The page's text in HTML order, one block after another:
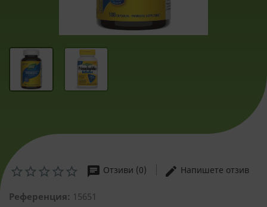
chat Отзиви (0) edit Напишете отзив
Референция: 15651